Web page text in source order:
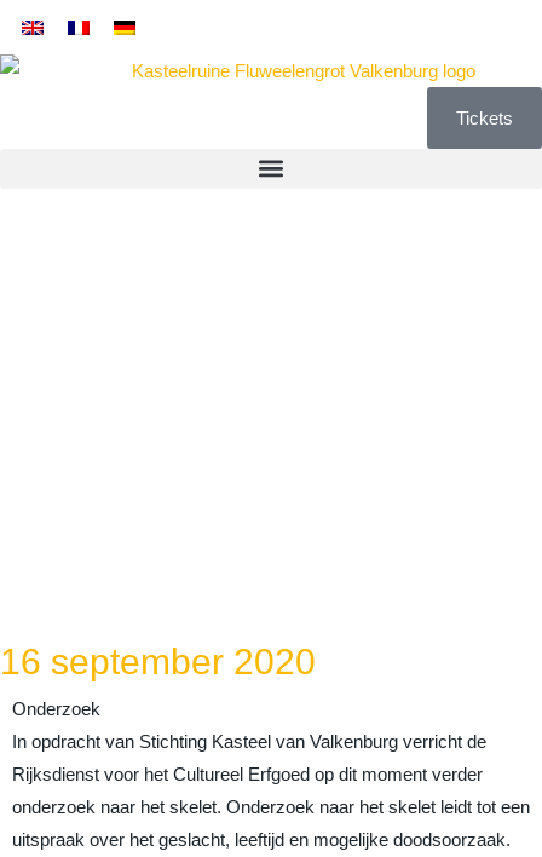
Tickets
16 september 2020
Onderzoek
In opdracht van Stichting Kasteel van Valkenburg verricht de
Rijksdienst voor het Cultureel Erfgoed op dit moment verder
onderzoek naar het skelet. Onderzoek naar het skelet leidt tot een
uitspraak over het geslacht, leeftijd en mogelijke doodsoorzaak.